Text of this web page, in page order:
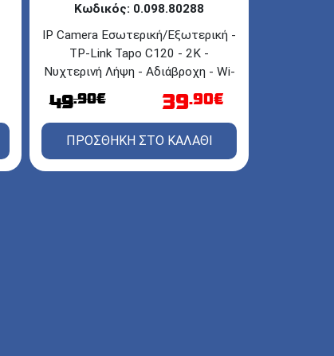
Κωδικός: 0.098.80288
IP Camera Εσωτερική/Εξωτερική -
TP-Link Tapo C120 - 2Κ -
Νυχτερινή Λήψη - Αδιάβροχη - Wi-
49.90€ 39.90€
ΠΡΟΣΘΗΚΗ ΣΤΟ ΚΑΛΑΘΙ